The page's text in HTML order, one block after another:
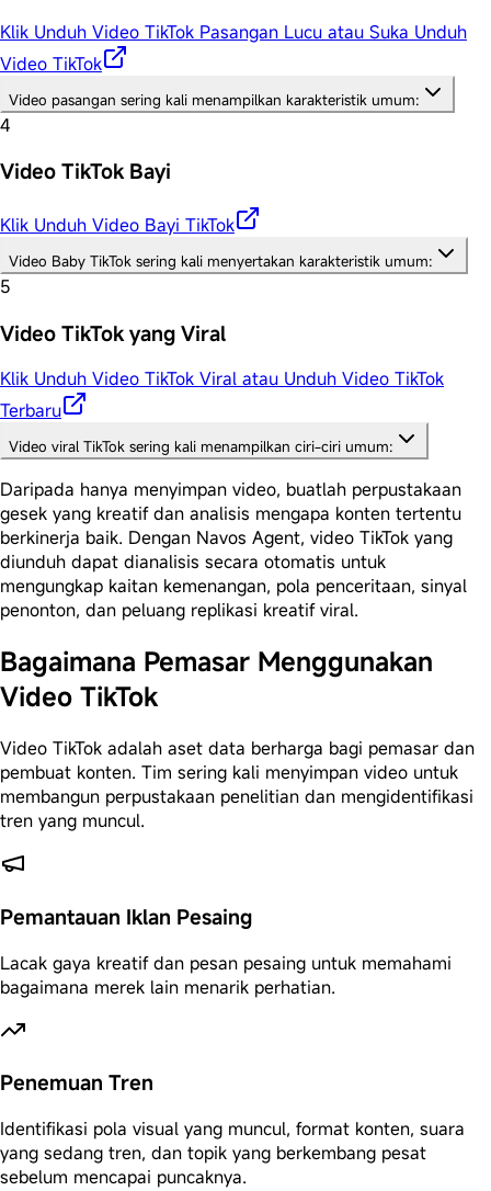
Klik Unduh Video TikTok Pasangan Lucu atau Suka Unduh
Video TikTok
Video pasangan sering kali menampilkan karakteristik umum:
4
Video TikTok Bayi
Klik Unduh Video Bayi TikTok
Video Baby TikTok sering kali menyertakan karakteristik umum:
5
Video TikTok yang Viral
Klik Unduh Video TikTok Viral atau Unduh Video TikTok
Terbaru
Video viral TikTok sering kali menampilkan ciri-ciri umum:
Daripada hanya menyimpan video, buatlah perpustakaan
gesek yang kreatif dan analisis mengapa konten tertentu
berkinerja baik. Dengan Navos Agent, video TikTok yang
diunduh dapat dianalisis secara otomatis untuk
mengungkap kaitan kemenangan, pola penceritaan, sinyal
penonton, dan peluang replikasi kreatif viral.
Bagaimana Pemasar Menggunakan
Video TikTok
Video TikTok adalah aset data berharga bagi pemasar dan
pembuat konten. Tim sering kali menyimpan video untuk
membangun perpustakaan penelitian dan mengidentifikasi
tren yang muncul.
Pemantauan Iklan Pesaing
Lacak gaya kreatif dan pesan pesaing untuk memahami
bagaimana merek lain menarik perhatian.
Penemuan Tren
Identifikasi pola visual yang muncul, format konten, suara
yang sedang tren, dan topik yang berkembang pesat
sebelum mencapai puncaknya.